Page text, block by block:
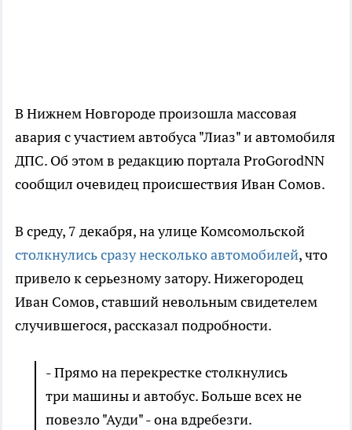
В Нижнем Новгороде произошла массовая
авария с участием автобуса "Лиаз" и автомобиля
ДПС. Об этом в редакцию портала ProGorodNN
сообщил очевидец происшествия Иван Сомов.
В среду, 7 декабря, на улице Комсомольской
столкнулись сразу несколько автомобилей, что
привело к серьезному затору. Нижегородец
Иван Сомов, ставший невольным свидетелем
случившегося, рассказал подробности.
- Прямо на перекрестке столкнулись
три машины и автобус. Больше всех не
повезло "Ауди" - она вдребезги.